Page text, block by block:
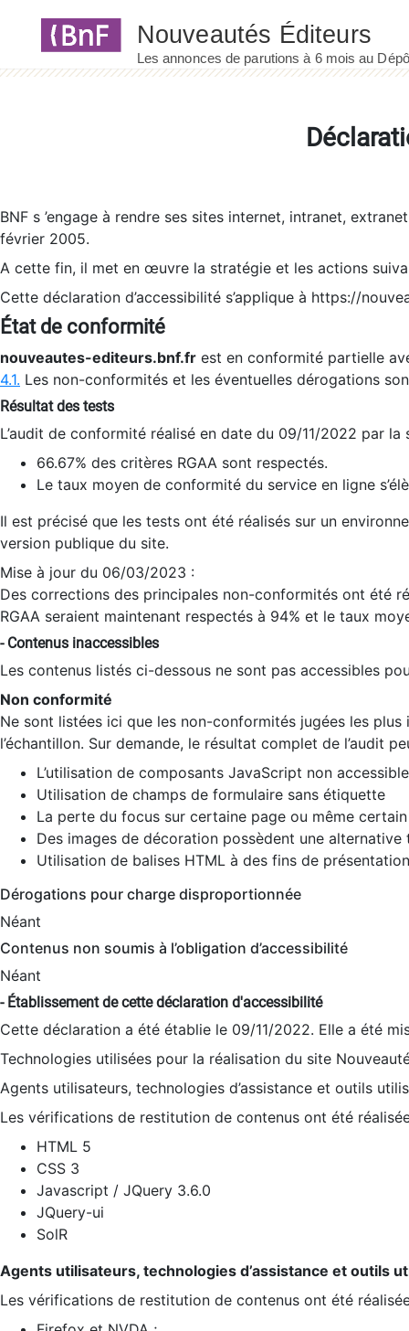
BNF s ’engage à rendre ses sites internet, intranet,
février 2005.
A cette fin, il met en œuvre la stratégie et les actions
Cette déclaration d’accessibilité s’applique à https://
État de conformité
nouveautes-editeurs.bnf.fr est en conformité partielle
4.1. Les non-conformités et les éventuelles dérogations
Résultat des tests
L’audit de conformité réalisé en date du 09/11/2022 par
66.67% des critères RGAA sont respectés.
Le taux moyen de conformité du service en ligne
Il est précisé que les tests ont été réalisés sur un
version publique du site.
Mise à jour du 06/03/2023 :
Des corrections des principales non-conformités ont été
RGAA seraient maintenant respectés à 94% et le taux
- Contenus inaccessibles
Les contenus listés ci-dessous ne sont pas accessibles
Non conformité
Ne sont listées ici que les non-conformités jugées les
l’échantillon. Sur demande, le résultat complet de l’audit
L’utilisation de composants JavaScript non
Utilisation de champs de formulaire sans étiquette
La perte du focus sur certaine page ou même
Des images de décoration possèdent une alternative
Utilisation de balises HTML à des fins de
Dérogations pour charge disproportionnée
Néant
Contenus non soumis à l’obligation d’accessibilité
Néant
- Établissement de cette déclaration d'accessibilité
Cette déclaration a été établie le 09/11/2022. Elle a été
Technologies utilisées pour la réalisation du site
Agents utilisateurs, technologies d’assistance et outils
Les vérifications de restitution de contenus ont été
HTML 5
CSS 3
Javascript / JQuery 3.6.0
JQuery-ui
SolR
Agents utilisateurs, technologies d’assistance et outils
Les vérifications de restitution de contenus ont été